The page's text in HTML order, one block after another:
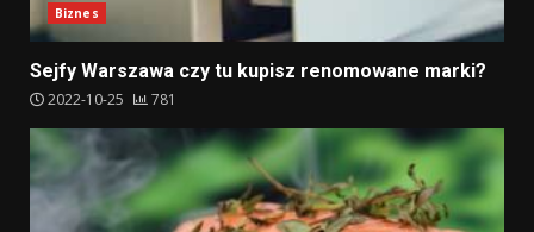
Biznes
Sejfy Warszawa czy tu kupisz renomowane marki?
2022-10-25 781